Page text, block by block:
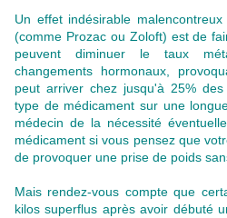
Un effet indésirable
(comme Prozac ou Zoloft) est de
peuvent diminuer le taux
changements hormonaux,
peut arriver chez jusqu'à 25%
type de médicament sur une
médecin de la nécessité
médicament si vous pensez que
de provoquer une prise de poids
Mais rendez-vous compte que
kilos superflus après avoir débuté